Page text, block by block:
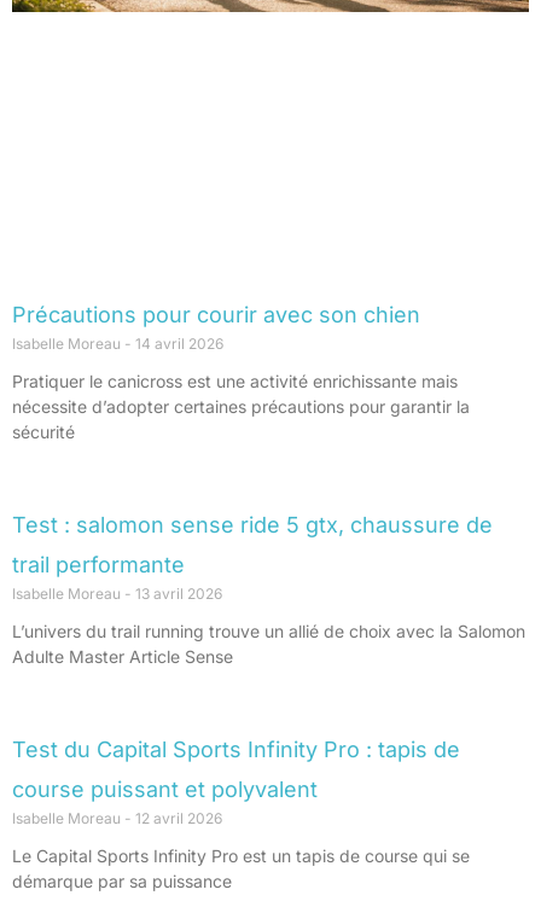
Précautions pour courir avec son chien
Isabelle Moreau 14 avril 2026
Pratiquer le canicross est une activité enrichissante mais
nécessite d’adopter certaines précautions pour garantir la
sécurité
Test : salomon sense ride 5 gtx, chaussure de
trail performante
Isabelle Moreau 13 avril 2026
L’univers du trail running trouve un allié de choix avec la Salomon
Adulte Master Article Sense
Test du Capital Sports Infinity Pro : tapis de
course puissant et polyvalent
Isabelle Moreau 12 avril 2026
Le Capital Sports Infinity Pro est un tapis de course qui se
démarque par sa puissance